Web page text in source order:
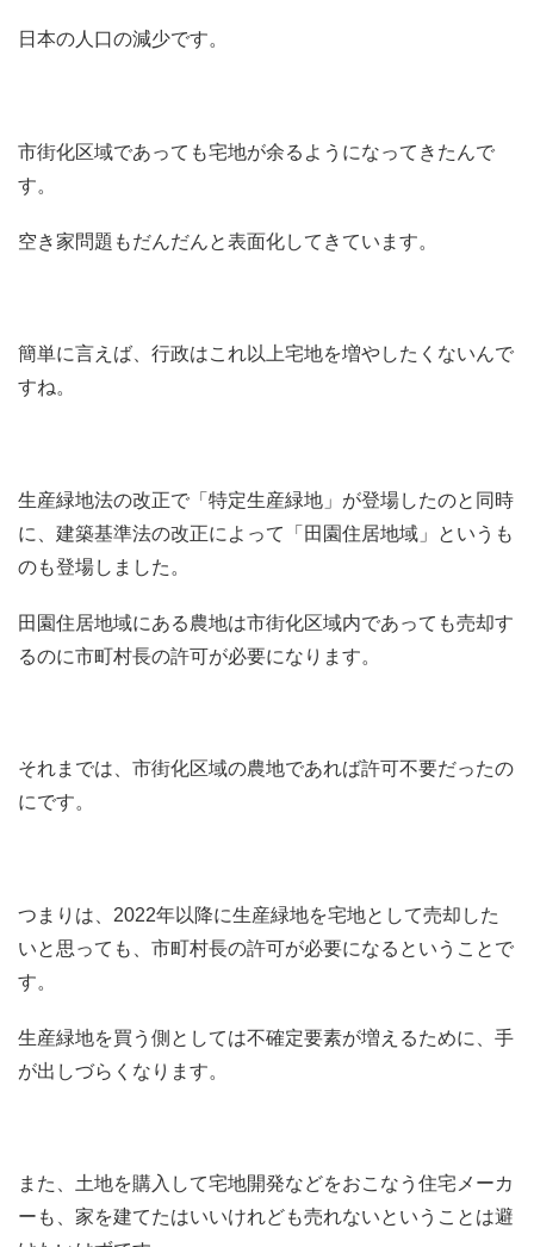
日本の人口の減少です。
市街化区域であっても宅地が余るようになってきたんで
す。
空き家問題もだんだんと表面化してきています。
簡単に言えば、行政はこれ以上宅地を増やしたくないんで
すね。
生産緑地法の改正で「特定生産緑地」が登場したのと同時
に、建築基準法の改正によって「田園住居地域」というも
のも登場しました。
田園住居地域にある農地は市街化区域内であっても売却す
るのに市町村長の許可が必要になります。
それまでは、市街化区域の農地であれば許可不要だったの
にです。
つまりは、2022年以降に生産緑地を宅地として売却した
いと思っても、市町村長の許可が必要になるということで
す。
生産緑地を買う側としては不確定要素が増えるために、手
が出しづらくなります。
また、土地を購入して宅地開発などをおこなう住宅メーカ
ーも、家を建てたはいいけれども売れないということは避